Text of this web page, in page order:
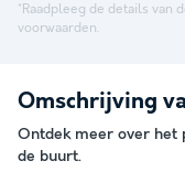
*Raadpleeg de details van
voorwaarden.
Omschrijving
Ontdek meer over het
de buurt.